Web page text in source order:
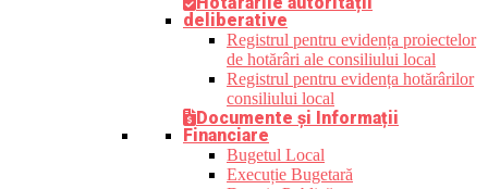
deliberative
Registrul pentru evidența proiectelor
de hotărâri ale consiliului local
Registrul pentru evidența hotărârilor
consiliului local
Documente și Informații
Financiare
Bugetul Local
Execuție Bugetară